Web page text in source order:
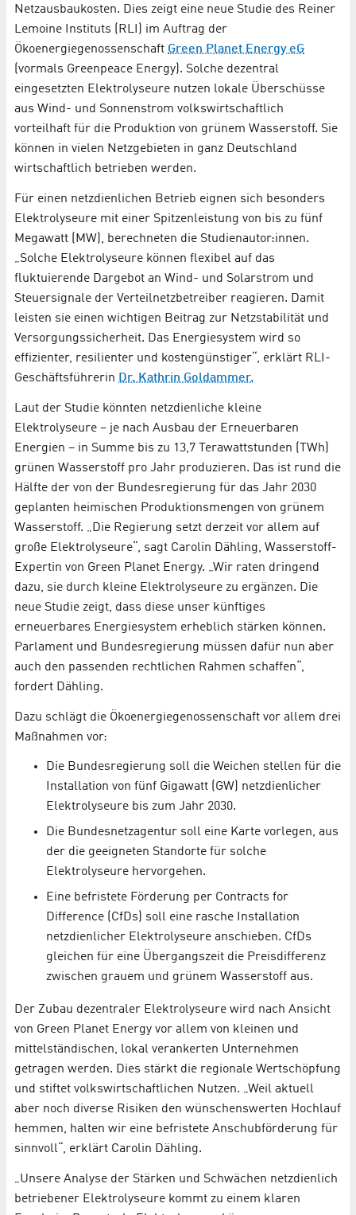
Netzausbaukosten. Dies zeigt eine neue Studie des Reiner
Lemoine Instituts (RLI) im Auftrag der
Ökoenergiegenossenschaft Green Planet Energy eG
(vormals Greenpeace Energy). Solche dezentral
eingesetzten Elektrolyseure nutzen lokale Überschüsse
aus Wind- und Sonnenstrom volkswirtschaftlich
vorteilhaft für die Produktion von grünem Wasserstoff. Sie
können in vielen Netzgebieten in ganz Deutschland
wirtschaftlich betrieben werden.
Für einen netzdienlichen Betrieb eignen sich besonders
Elektrolyseure mit einer Spitzenleistung von bis zu fünf
Megawatt (MW), berechneten die Studienautor:innen.
„Solche Elektrolyseure können flexibel auf das
fluktuierende Dargebot an Wind- und Solarstrom und
Steuersignale der Verteilnetzbetreiber reagieren. Damit
leisten sie einen wichtigen Beitrag zur Netzstabilität und
Versorgungssicherheit. Das Energiesystem wird so
effizienter, resilienter und kostengünstiger“, erklärt RLI-
Geschäftsführerin Dr. Kathrin Goldammer.
Laut der Studie könnten netzdienliche kleine
Elektrolyseure – je nach Ausbau der Erneuerbaren
Energien – in Summe bis zu 13,7 Terawattstunden (TWh)
grünen Wasserstoff pro Jahr produzieren. Das ist rund die
Hälfte der von der Bundesregierung für das Jahr 2030
geplanten heimischen Produktionsmengen von grünem
Wasserstoff. „Die Regierung setzt derzeit vor allem auf
große Elektrolyseure“, sagt Carolin Dähling, Wasserstoff-
Expertin von Green Planet Energy. „Wir raten dringend
dazu, sie durch kleine Elektrolyseure zu ergänzen. Die
neue Studie zeigt, dass diese unser künftiges
erneuerbares Energiesystem erheblich stärken können.
Parlament und Bundesregierung müssen dafür nun aber
auch den passenden rechtlichen Rahmen schaffen“,
fordert Dähling.
Dazu schlägt die Ökoenergiegenossenschaft vor allem drei
Maßnahmen vor:
Die Bundesregierung soll die Weichen stellen für die
Installation von fünf Gigawatt (GW) netzdienlicher
Elektrolyseure bis zum Jahr 2030.
Die Bundesnetzagentur soll eine Karte vorlegen, aus
der die geeigneten Standorte für solche
Elektrolyseure hervorgehen.
Eine befristete Förderung per Contracts for
Difference (CfDs) soll eine rasche Installation
netzdienlicher Elektrolyseure anschieben. CfDs
gleichen für eine Übergangszeit die Preisdifferenz
zwischen grauem und grünem Wasserstoff aus.
Der Zubau dezentraler Elektrolyseure wird nach Ansicht
von Green Planet Energy vor allem von kleinen und
mittelständischen, lokal verankerten Unternehmen
getragen werden. Dies stärkt die regionale Wertschöpfung
und stiftet volkswirtschaftlichen Nutzen. „Weil aktuell
aber noch diverse Risiken den wünschenswerten Hochlauf
hemmen, halten wir eine befristete Anschubförderung für
sinnvoll“, erklärt Carolin Dähling.
„Unsere Analyse der Stärken und Schwächen netzdienlich
betriebener Elektrolyseure kommt zu einem klaren